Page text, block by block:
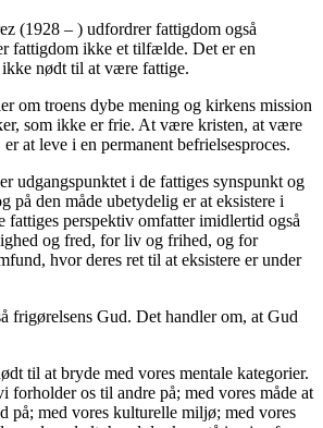
(1928 – ) udfordrer fattigdom også
fattigdom ikke et tilfælde. Det er en
nødt til at være fattige.
om troens dybe mening og kirkens mission
som ikke er frie. At være kristen, at være
at leve i en permanent befrielsesproces.
udgangspunktet i de fattiges synspunkt og
den måde ubetydelig er at eksistere i
fattiges perspektiv omfatter imidlertid også
og fred, for liv og frihed, og for
hvor deres ret til at eksistere er under
frigørelsens Gud. Det handler om, at Gud
til at bryde med vores mentale kategorier.
forholder os til andre på; med vores måde at
på; med vores kulturelle miljø; med vores